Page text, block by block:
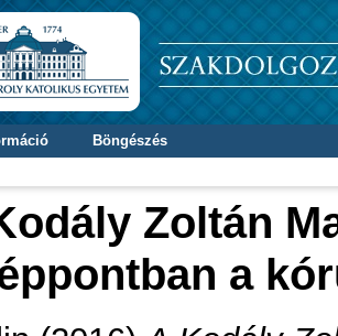
Böngészés
Zoltán
a